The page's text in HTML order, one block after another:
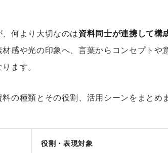
何より大切なのは資料同士が連携して構
感や光の印象へ、言葉からコンセプトや
ます。
の種類とその役割、活用シーンをまとめ
役割・表現対象